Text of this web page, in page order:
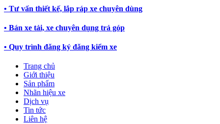
• Tư vấn thiết kế, lắp ráp xe chuyên dùng
• Bán xe tải, xe chuyên dụng trả góp
• Quy trình đăng ký đăng kiểm xe
Trang chủ
Giới thiệu
Sản phẩm
Nhãn hiệu xe
Dịch vụ
Tin tức
Liên hệ